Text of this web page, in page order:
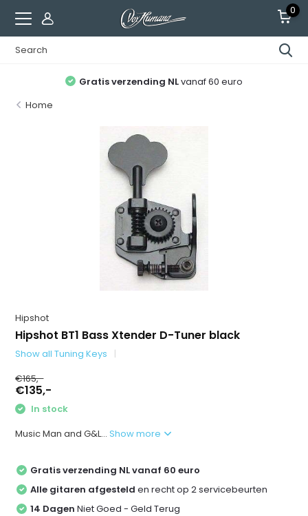
0
Gratis verzending NLvanaf 60 euro
Home
Hipshot
Hipshot BT1 Bass Xtender D-Tuner black
Show all Tuning Keys
€165,-
€135,-
In stock
Music Man and G&L...Show more
Gratis verzending NL vanaf 60 euro
Alle gitaren afgesteld en recht op 2 servicebeurten
14 Dagen Niet Goed - Geld Terug